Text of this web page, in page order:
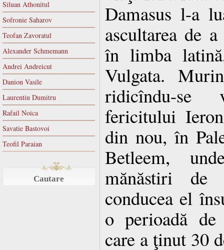
Siluan Athonitul
Sofronie Saharov
Teofan Zavoratul
Alexander Schmemann
Andrei Andreicut
Danion Vasile
Laurentiu Dumitru
Rafail Noica
Savatie Bastovoi
Teofil Paraian
Cautare
Damasus l-a
ascultarea de
în limba
Vulgata.
ridicîndu-se
fericitului
din nou, în
Betleem,
mănăstiri
conducea el
o perioadă de
care a ţinut 30